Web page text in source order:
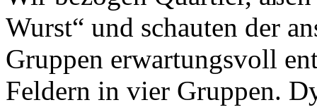
Wurst“ und schauten der
Gruppen erwartungsvoll
Feldern in vier Gruppen.